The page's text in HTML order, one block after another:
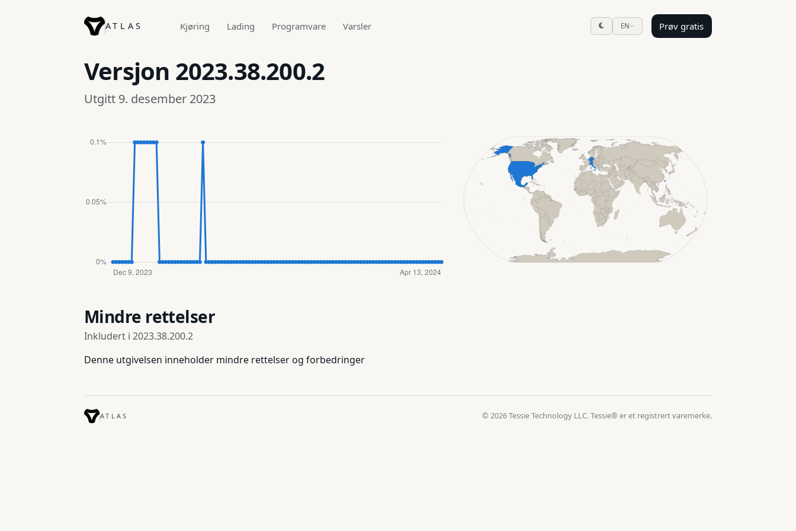
ATLAS Kjøring Lading Programvare Varsler EN Prøv gratis
Versjon 2023.38.200.2
Utgitt 9. desember 2023
Mindre rettelser
Inkludert i 2023.38.200.2
Denne utgivelsen inneholder mindre rettelser og forbedringer
ATLAS © 2026 Tessie Technology LLC. Tessie® er et registrert varemerke.